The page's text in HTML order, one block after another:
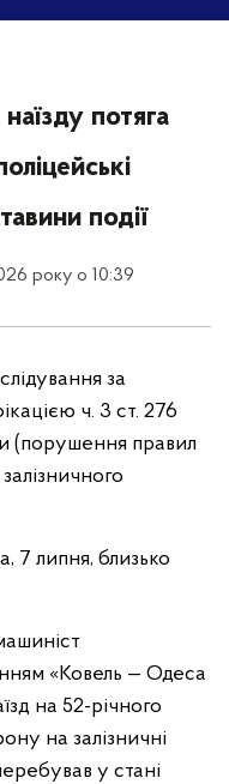
потяга
події
року о 10:39
за
ч. 3 ст. 276
(порушення правил
7 липня, близько
«Ковель — Одеса
на 52-річного
на залізничні
у стані